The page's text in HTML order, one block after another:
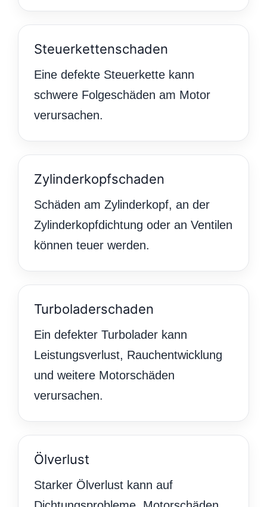
Steuerkettenschaden
Eine defekte Steuerkette kann
schwere Folgeschäden am Motor
verursachen.
Zylinderkopfschaden
Schäden am Zylinderkopf, an der
Zylinderkopfdichtung oder an Ventilen
können teuer werden.
Turboladerschaden
Ein defekter Turbolader kann
Leistungsverlust, Rauchentwicklung
und weitere Motorschäden
verursachen.
Ölverlust
Starker Ölverlust kann auf